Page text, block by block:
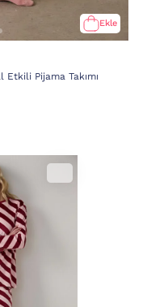
Ekle
Ekoseli Termal Etkili Pijama Takımı